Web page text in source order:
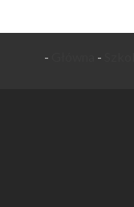
- -